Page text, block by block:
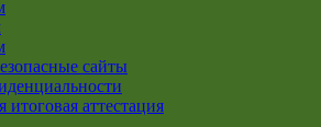
сайты
итоговая аттестация